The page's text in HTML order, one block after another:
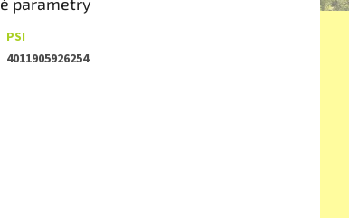
parametry
PSI
4011905926254